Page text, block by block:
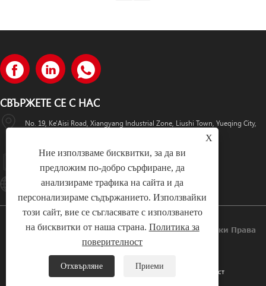
СВЪРЖЕТЕ СЕ С НАС
No. 19, Ke'Aisi Road, Xiangyang Industrial Zone, Liushi Town, Yueqing City,
+86-18057712366 +86-18606632017
Lugaoteam@lugaoelectric.com
Авторско Право © 2023 Lugao Power Co., Ltd. Всички Права
Запазени.
Sitemap RSS Политика За Поверителност
X
Ние използваме бисквитки, за да ви
предложим по-добро сърфиране, да
анализираме трафика на сайта и да
персонализираме съдържанието. Използвайки
този сайт, вие се съгласявате с използването
на бисквитки от наша страна. Политика за
поверителност
Отхвърляне Приеми